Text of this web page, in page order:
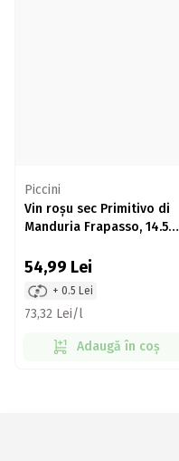
Piccini
Vin roșu sec Primitivo di
Manduria Frapasso, 14.5%,
54,99 Lei
+ 0.5 Lei
73,32 Lei/l
Adaugă în coș